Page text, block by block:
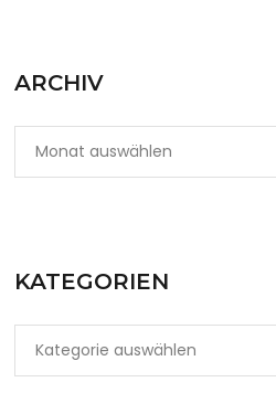
ARCHIV
KATEGORIEN